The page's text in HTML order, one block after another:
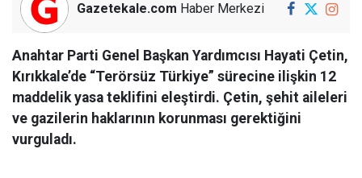
Gazetekale.com Haber Merkezi
Anahtar Parti Genel Başkan Yardımcısı Hayati Çetin,
Kırıkkale’de “Terörsüz Türkiye” sürecine ilişkin 12
maddelik yasa teklifini eleştirdi. Çetin, şehit aileleri
ve gazilerin haklarının korunması gerektiğini
vurguladı.